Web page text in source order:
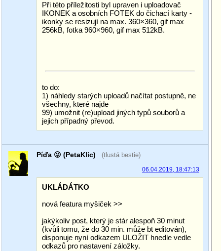
Při této příležitosti byl upraven i uploadovač
IKONEK a osobních FOTEK do čichací karty -
ikonky se resizují na max. 360×360, gif max
256kB, fotka 960×960, gif max 512kB.
to do:
1) náhledy starých uploadů načítat postupně, ne
všechny, které najde
99) umožnit (re)upload jiných typů souborů a
jejich případný převod.
Píďa 😜 (PetaKlic) (tlustá bestie)
06.04.2019, 18:47:13
UKLÁDÁTKO
nová featura myšiček >>
jakýkoliv post, který je stár alespoň 30 minut
(kvůli tomu, že do 30 min. může bt editován),
disponuje nyní odkazem ULOŽIT hnedle vedle
odkazů pro nastavení záložky.